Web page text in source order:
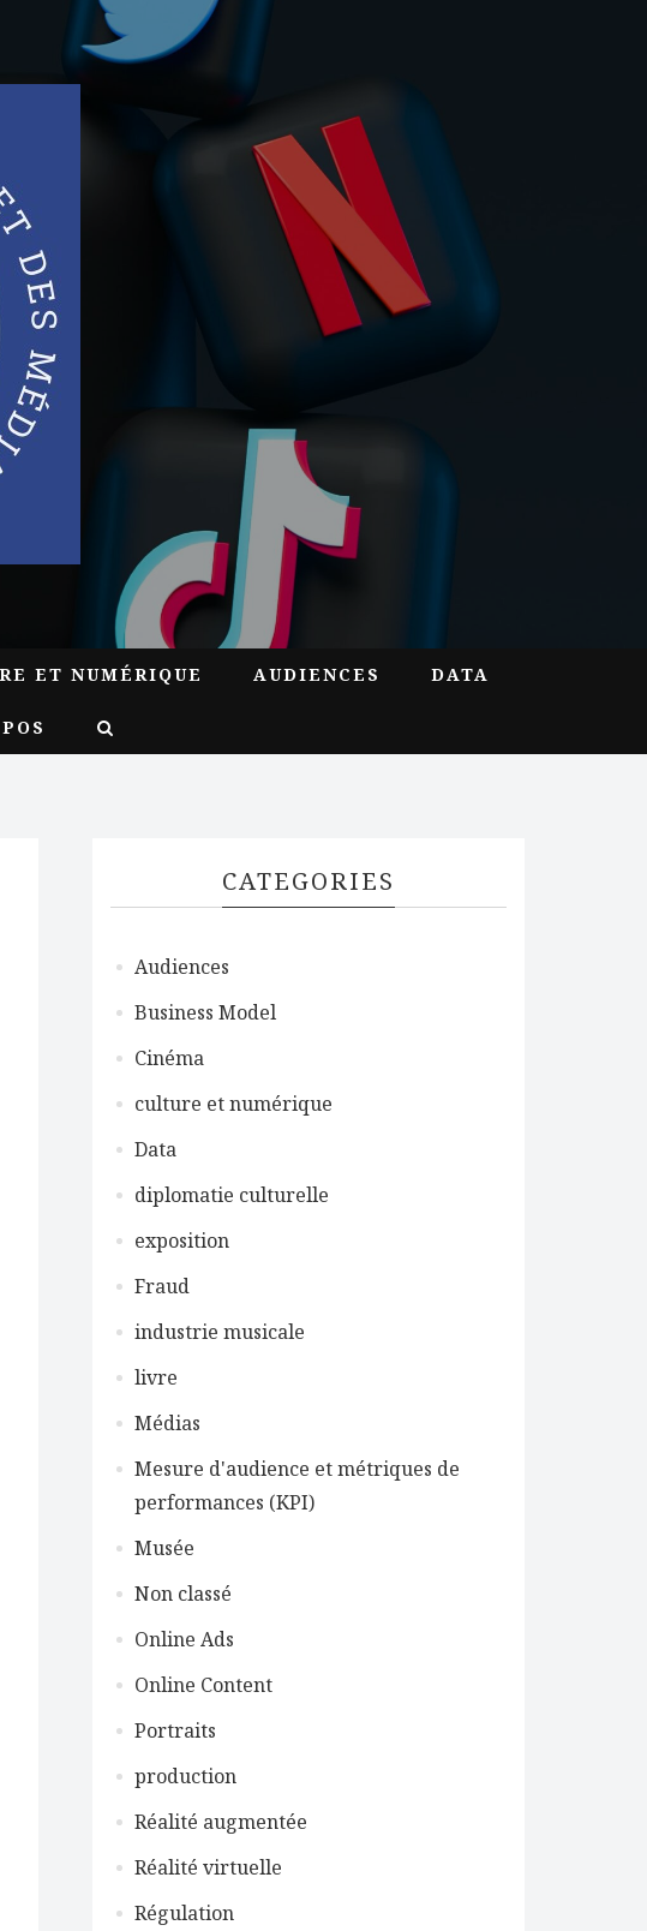
ET NUMÉRIQUE AUDIENCES DATA
CATEGORIES
Audiences
Business Model
Cinéma
culture et numérique
Data
diplomatie culturelle
exposition
Fraud
industrie musicale
livre
Médias
Mesure d'audience et métriques de
performances (KPI)
Musée
Non classé
Online Ads
Online Content
Portraits
production
Réalité augmentée
Réalité virtuelle
Régulation